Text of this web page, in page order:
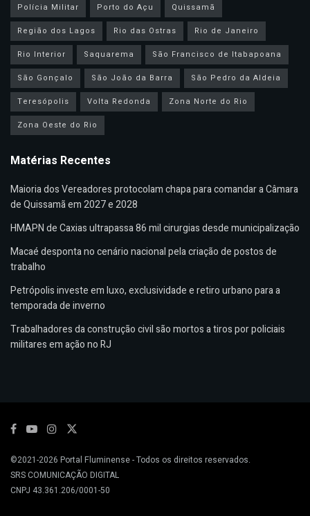
Polícia Militar
Porto do Açu
Quissamã
Região dos Lagos
Rio das Ostras
Rio de Janeiro
Rio Interior
Saquarema
São Francisco de Itabapoana
São Gonçalo
São João da Barra
São Pedro da Aldeia
Teresópolis
Volta Redonda
Zona Norte do Rio
Zona Oeste do Rio
Matérias Recentes
Maioria dos Vereadores protocolam chapa para comandar a Câmara
de Quissamã em 2027 e 2028
HMAPN de Caxias ultrapassa 86 mil cirurgias desde municipalização
Macaé desponta no cenário nacional pela criação de postos de
trabalho
Petrópolis investe em luxo, exclusividade e retiro urbano para a
temporada de inverno
Trabalhadores da construção civil são mortos a tiros por policiais
militares em ação no RJ
©2021-2026 Portal Fluminense- Todos os direitos reservados.
SRS COMUNICAÇÃO DIGITAL
CNPJ 43.361.206/0001-50